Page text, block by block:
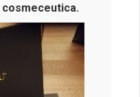
cosmeceutica.